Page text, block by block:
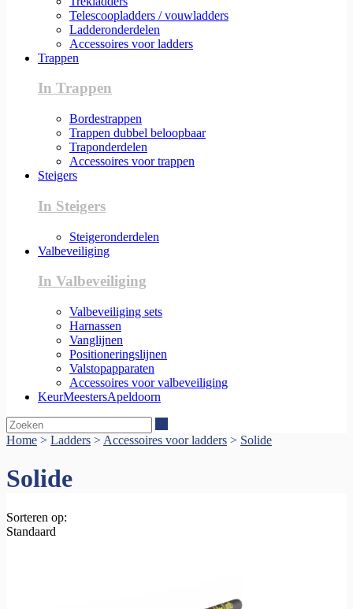
Telescoopladders / vouwladders
Ladderonderdelen
Accessoires voor ladders
Trappen
In Trappen
Bordestrappen
Trappen dubbel beloopbaar
Traponderdelen
Accessoires voor trappen
Steigers
In Steigers
Steigeronderdelen
Valbeveiliging
In Valbeveiliging
Valbeveiliging sets
Harnassen
Vanglijnen
Positioneringslijnen
Valstopapparaten
Accessoires voor valbeveiliging
KeurMeestersApeldoorn
Home > Ladders > Accessoires voor ladders > Solide
Solide
Sorteren op:
Standaard